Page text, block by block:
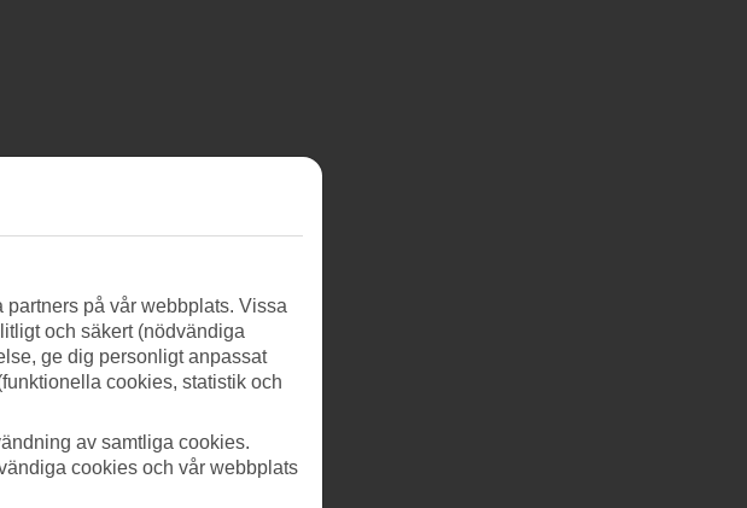
på vår webbplats. Vissa
och säkert (nödvändiga
ge dig personligt anpassat
cookies, statistik och
av samtliga cookies.
cookies och vår webbplats